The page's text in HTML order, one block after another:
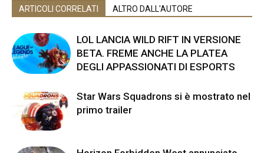
ARTICOLI CORRELATI ALTRO DALL'AUTORE
LOL LANCIA WILD RIFT IN VERSIONE
BETA. FREME ANCHE LA PLATEA
DEGLI APPASSIONATI DI ESPORTS
Star Wars Squadrons si è mostrato nel
primo trailer